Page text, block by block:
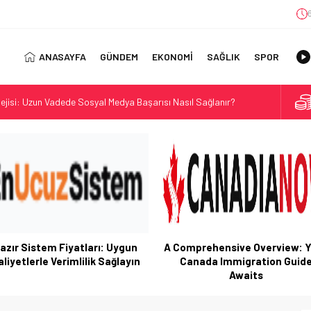
ANASAYFA GÜNDEM EKONOMİ SAĞLIK SPOR
Kız Öğrenci Yurtları
Your Canada Immigration Guide Awaits
Diş Tedavisinin Yeni Yüzü
Dünyada Öne Çıkan Bir İsim
Bulunur?: Telegram’da Grup Bulma Deneyimini Sadeleştirin
Sistem Fiyatları: Uygun
Verimlilik Sağlayın
A Comprehensive Overview:
Canada Immigration Guide
Awaits